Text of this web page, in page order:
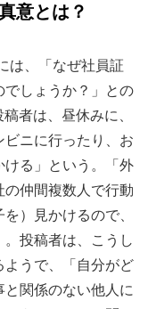
意とは？
は、「なぜ社員証
でしょうか？」との
者は、昼休みに、
ビニに行ったり、お
ける」という。「外
仲間複数人で行動
）見かけるので、
投稿者は、こうし
うで、「自分がど
関係のない他人に